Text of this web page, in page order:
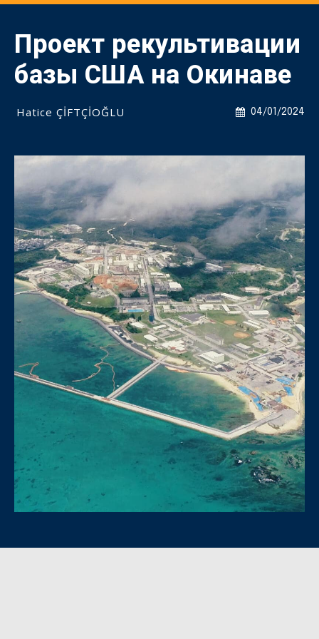
Проект рекультивации
базы США на Окинаве
04/01/2024
Hatice ÇİFTÇİOĞLU